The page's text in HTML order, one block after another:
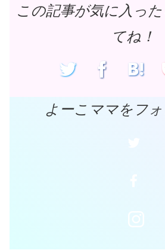
この記事が気に入っ
てね！
よーこママをフ